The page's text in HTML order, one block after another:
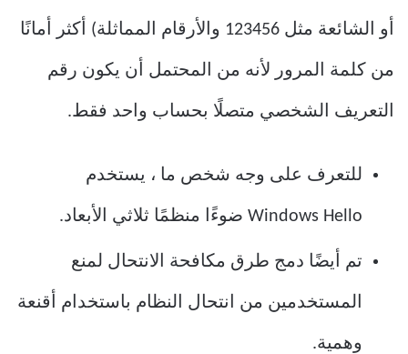
أو الشائعة مثل 123456 والأرقام المماثلة) أكثر أمانًا
من كلمة المرور لأنه من المحتمل أن يكون رقم
التعريف الشخصي متصلًا بحساب واحد فقط.
للتعرف على وجه شخص ما ، يستخدم
Windows Hello ضوءًا منظمًا ثلاثي الأبعاد.
تم أيضًا دمج طرق مكافحة الانتحال لمنع
المستخدمين من انتحال النظام باستخدام أقنعة
وهمية.